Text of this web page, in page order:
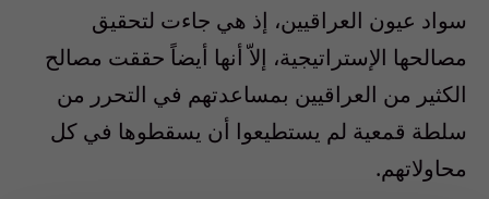
سواد عيون العراقيين، إذ هي جاءت لتحقيق
مصالحها الإستراتيجية، إلاّ أنها أيضاً حققت مصالح
الكثير من العراقيين بمساعدتهم في التحرر من
سلطة قمعية لم يستطيعوا أن يسقطوها في كل
محاولاتهم.